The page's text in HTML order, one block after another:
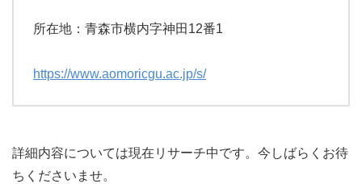
所在地：青森市横内字神田12番1
https://www.aomoricgu.ac.jp/s/
詳細内容については現在リサーチ中です。今しばらくお待
ちくださいませ。